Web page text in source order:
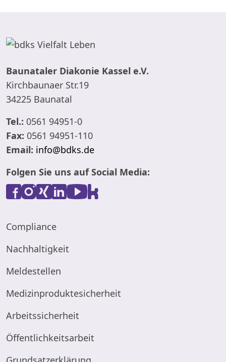
Baunataler Diakonie Kassel e.V.
Kirchbaunaer Str.19
34225 Baunatal
Tel.: 0561 94951-0
Fax: 0561 94951-110
Email: info@bdks.de
Folgen Sie uns auf Social Media:
Compliance
Nachhaltigkeit
Meldestellen
Medizinproduktesicherheit
Arbeitssicherheit
Öffentlichkeitsarbeit